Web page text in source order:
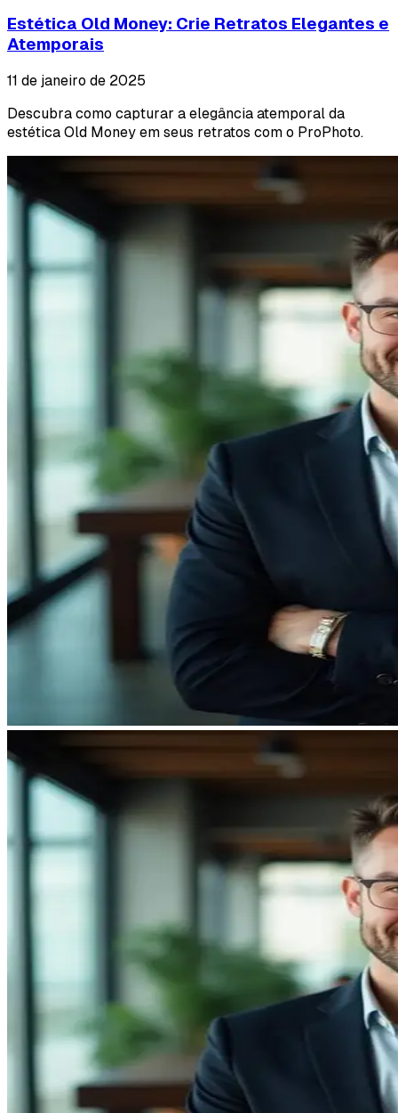
Estética Old Money: Crie Retratos Elegantes e
Atemporais
11 de janeiro de 2025
Descubra como capturar a elegância atemporal da
estética Old Money em seus retratos com o ProPhoto.